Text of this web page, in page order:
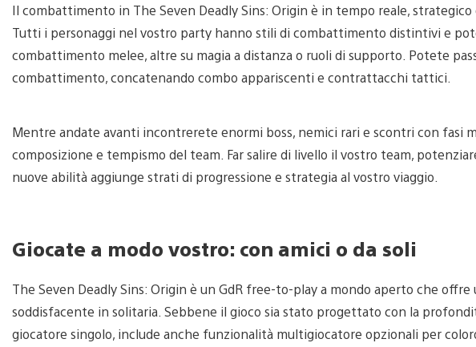
Il combattimento in The Seven Deadly Sins: Origin è in tempo reale,
Tutti i personaggi nel vostro party hanno stili di combattimento distintivi e
combattimento melee, altre su magia a distanza o ruoli di supporto. Potete
combattimento, concatenando combo appariscenti e contrattacchi tattici.
Mentre andate avanti incontrerete enormi boss, nemici rari e scontri con fasi
composizione e tempismo del team. Far salire di livello il vostro team,
nuove abilità aggiunge strati di progressione e strategia al vostro viaggio.
Giocate a modo vostro: con amici o da soli
The Seven Deadly Sins: Origin è un GdR free-to-play a mondo aperto che offre
soddisfacente in solitaria. Sebbene il gioco sia stato progettato con la
giocatore singolo, include anche funzionalità multigiocatore opzionali per